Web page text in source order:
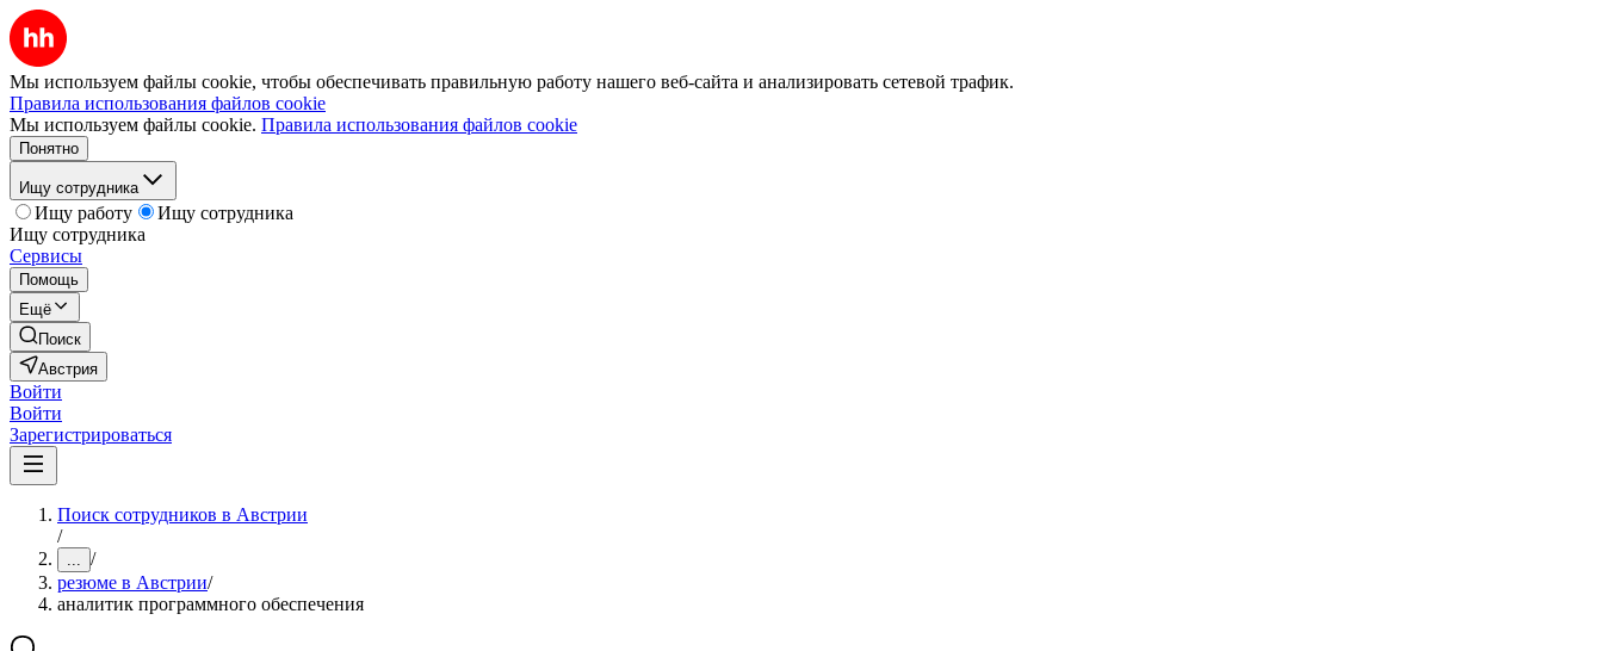
Мы используем файлы cookie, чтобы обеспечивать правильную работу нашего веб-сайта и анализировать сетевой трафик.
Правила использования файлов cookie
Мы используем файлы cookie. Правила использования файлов cookie
Понятно
Ищу сотрудника
Ищу работу
Ищу сотрудника
Ищу сотрудника
Сервисы
Помощь
Ещё
Поиск
Австрия
Войти
Войти
Зарегистрироваться
Поиск сотрудников в Австрии
/
... /
резюме в Австрии/
аналитик программного обеспечения